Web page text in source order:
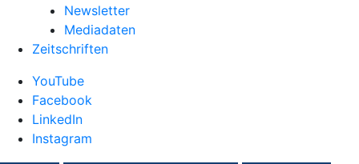
Newsletter
Mediadaten
Zeitschriften
YouTube
Facebook
LinkedIn
Instagram